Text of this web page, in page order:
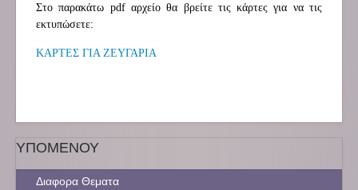
Στο παρακάτω pdf αρχείο θα βρείτε τις κάρτες για να τις
εκτυπώσετε:
ΚΑΡΤΕΣ ΓΙΑ ΖΕΥΓΑΡΙΑ
ΥΠΟΜΕΝΟΥ
Διαφορα Θεματα